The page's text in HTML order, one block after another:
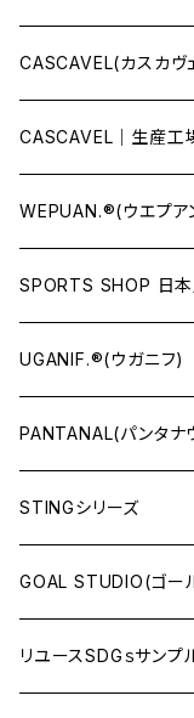
CASCAVEL(カスカヴ
CASCAVEL｜生産工
WEPUAN.®(ウエプア
SPORTS SHOP 日本
UGANIF.®(ウガニフ)
PANTANAL(パンタナウ
STINGシリーズ
GOAL STUDIO(ゴー
リユースSDGｓサンプ